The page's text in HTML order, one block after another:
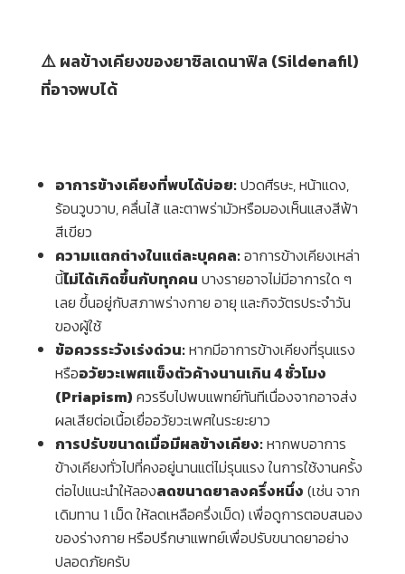
⚠️ ผลข้างเคียงของยาซิลเดนาฟิล (Sildenafil)
ที่อาจพบได้
อาการข้างเคียงที่พบได้บ่อย:ปวดศีรษะ, หน้าแดง,
ร้อนวูบวาบ, คลื่นไส้ และตาพร่ามัวหรือมองเห็นแสงสีฟ้า
สีเขียว
ความแตกต่างในแต่ละบุคคล:อาการข้างเคียงเหล่า
นี้ไม่ได้เกิดขึ้นกับทุกคน บางรายอาจไม่มีอาการใด ๆ
เลย ขึ้นอยู่กับสภาพร่างกาย อายุ และกิจวัตรประจำวัน
ของผู้ใช้
ข้อควรระวังเร่งด่วน:หากมีอาการข้างเคียงที่รุนแรง
หรืออวัยวะเพศแข็งตัวค้างนานเกิน 4 ชั่วโมง
(Priapism) ควรรีบไปพบแพทย์ทันทีเนื่องจากอาจส่ง
ผลเสียต่อเนื้อเยื่ออวัยวะเพศในระยะยาว
การปรับขนาดเมื่อมีผลข้างเคียง:หากพบอาการ
ข้างเคียงทั่วไปที่คงอยู่นานแต่ไม่รุนแรง ในการใช้งานครั้ง
ต่อไปแนะนำให้ลองลดขนาดยาลงครึ่งหนึ่ง (เช่น จาก
เดิมทาน 1 เม็ด ให้ลดเหลือครึ่งเม็ด) เพื่อดูการตอบสนอง
ของร่างกาย หรือปรึกษาแพทย์เพื่อปรับขนาดยาอย่าง
ปลอดภัยครับ